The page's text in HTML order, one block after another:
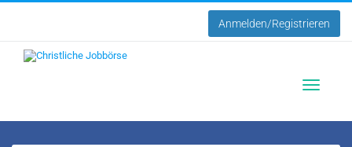
Anmelden/Registrieren